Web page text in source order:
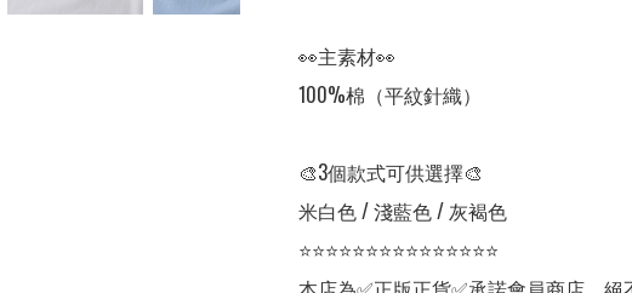
👀主素材👀
100%棉（平紋針織）
🎨3個款式可供選擇🎨
米白色 / 淺藍色 / 灰褐色
⭐⭐⭐⭐⭐⭐⭐⭐⭐⭐⭐⭐⭐⭐⭐